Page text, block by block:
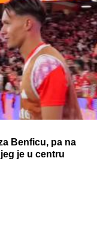
Benficu, pa na
je u centru